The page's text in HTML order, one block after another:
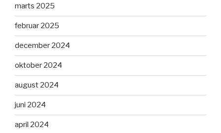
marts 2025
februar 2025
december 2024
oktober 2024
august 2024
juni 2024
april 2024